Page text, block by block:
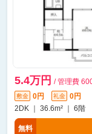
5.4万円 / 管理費
敷金 0円 礼金
0円
2DK ｜ 36.6m² ｜ 6階
無料